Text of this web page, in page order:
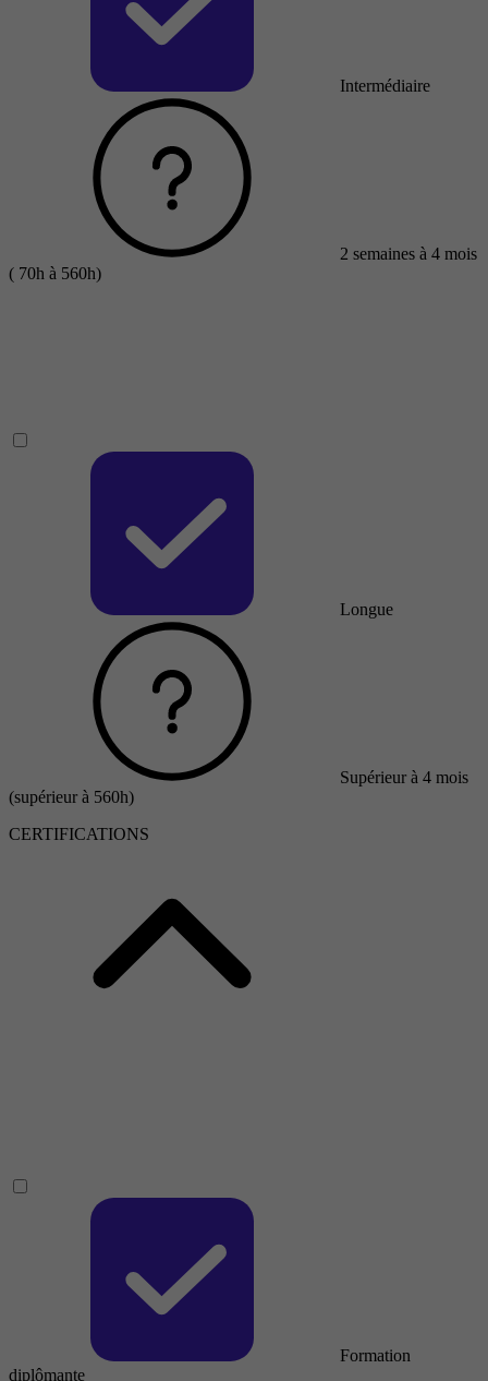
Intermédiaire
2 semaines à 4 mois
( 70h à 560h)
Longue
Supérieur à 4 mois
(supérieur à 560h)
CERTIFICATIONS
Formation
diplômante